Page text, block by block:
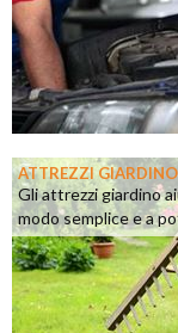
ATTREZZI GIARDINO
Gli attrezzi giardino
modo semplice e a